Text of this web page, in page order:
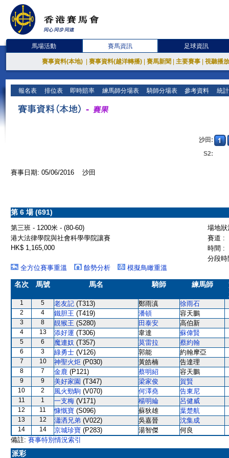
馬場活動 賽馬資訊 足球資訊
賽事資料(本地) 賽事資料(越洋轉播) 賽馬新聞 主要賽事 視聽播
報名表 排位表 即時賠率 練馬師分場表 騎師分場表 參考資料 統
沙田:
S2:
賽事日期: 05/06/2016 沙田
第 6 場 (691)
第三班 - 1200米 - (80-60)
場地
港大法律學院與社會科學學院讓賽
賽道 :
HK$ 1,165,000
時間 :
分段
全方位賽事重溫
餘勢分析 模擬鳥瞰重溫
名次 馬號 馬名 騎師 練馬師
1 5 老友記 (T313) 鄭雨滇 徐雨石
2 4 鐵胆王 (T419) 潘頓 容天鵬
3 8 靚猴王 (S280) 田泰安 高伯新
4 13 添好運 (T306) 韋達 蘇偉賢
5 6 魔連奴 (T357) 莫雷拉 蔡約翰
6 3 綠勇士 (V126) 郭能 約翰摩亞
7 10 神聖火炬 (P030) 黃皓楠 告達理
8 7 金鹿 (P121) 蔡明紹 容天鵬
9 9 美好家園 (T347) 梁家俊 賀賢
10 2 風火勁駒 (V070) 何澤堯 告東尼
11 1 一支梅 (V171) 楊明綸 呂健威
12 11 慷慨寶 (S096) 蘇狄雄 葉楚航
13 12 瀟洒兄弟 (V022) 吳嘉晉 沈集成
14 14 京城珍寶 (P283) 湯智傑
何良
備註: 賽事特別情況索引
派彩